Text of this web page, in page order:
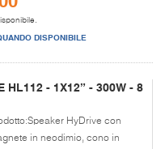
DISPONIBILE
HL112 - 1X12” - 300W - 8
HyDrive con
in neodimio, cono in